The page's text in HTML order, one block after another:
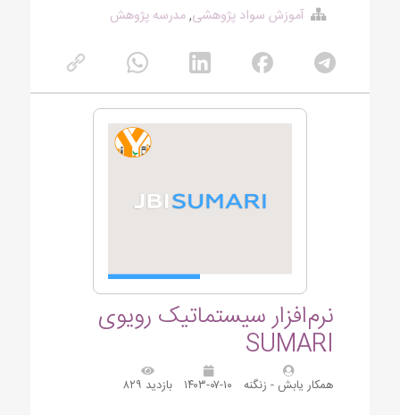
آموزش سواد پژوهشی,مدرسه پژوهش
نرم‌افزار سیستماتیک رویوی
SUMARI
همکار یابش - زنگنه ۱۴۰۳-۰۷-۱۰ بازدید ۸۲۹